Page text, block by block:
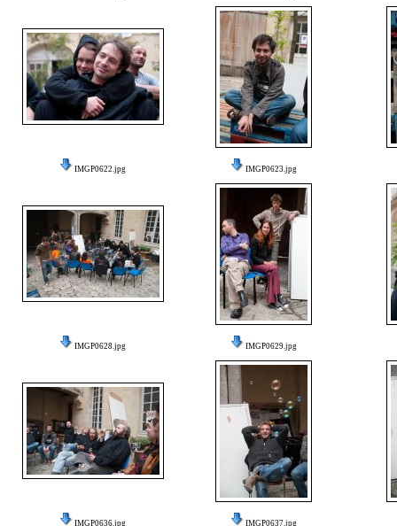
IMGP0622.jpg IMGP0623.jpg
IMGP0628.jpg IMGP0629.jpg
IMGP0636.jpg IMGP0637.jpg